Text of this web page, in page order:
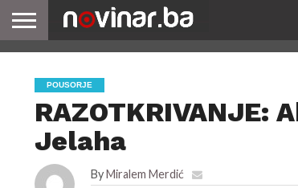
POUSORJE
RAZOTKRIVANJE:
Jelaha
ByMiralem Merdić